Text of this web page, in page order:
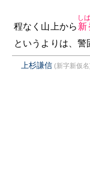
程なく山上から 新
し
というよりは、警
上杉謙信 (新字新仮名